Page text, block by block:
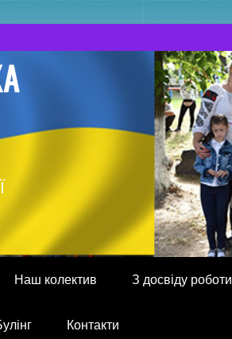
Наш колектив З досвіду роботи
Контакти